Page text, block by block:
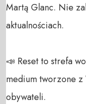
Martą Glanc. Nie
aktualnościach.
📣 Reset to strefa
medium tworzone
obywateli.